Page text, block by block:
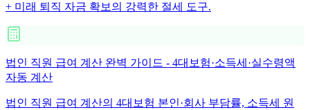
+ 미래 퇴직 자금 확보의 강력한 절세 도구.
법인 직원 급여 계산 완벽 가이드 - 4대보험·소득세·실수령액
자동 계산
법인 직원 급여 계산의 4대보험 본인·회사 부담률, 소득세 원